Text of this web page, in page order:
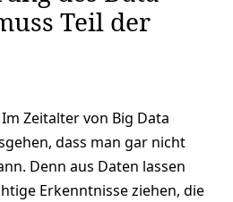
Teil der
Im Zeitalter von Big Data
dass man gar nicht
Denn aus Daten lassen
Erkenntnisse ziehen, die